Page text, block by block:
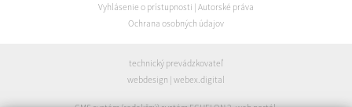
Vyhlásenie o prístupnosti | Autorské práva
Ochrana osobných údajov
technický prevádzkovateľ
webdesign | webex.digital